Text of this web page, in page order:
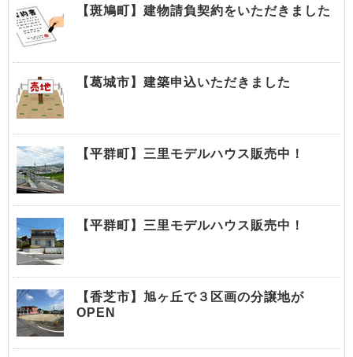
【斑鳩町】建物請負契約をいただきました
【葛城市】建築申込いただきました
【平群町】三里モデルハウス販売中！
【平群町】三里モデルハウス販売中！
【香芝市】旭ヶ丘で３区画の分譲地が
OPEN